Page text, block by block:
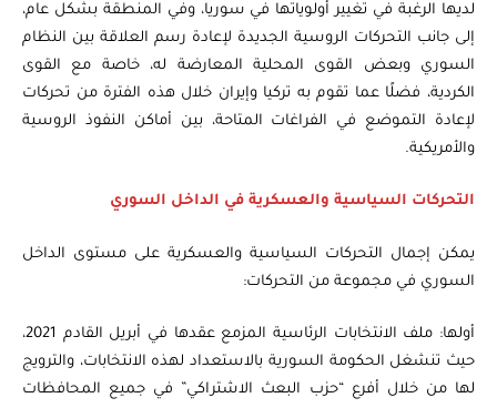
لديها الرغبة في تغيير أولوياتها في سوريا، وفي المنطقة بشكل عام،
إلى جانب التحركات الروسية الجديدة لإعادة رسم العلاقة بين النظام
السوري وبعض القوى المحلية المعارضة له، خاصة مع القوى
الكردية، فضلًا عما تقوم به تركيا وإيران خلال هذه الفترة من تحركات
لإعادة التموضع في الفراغات المتاحة، بين أماكن النفوذ الروسية
والأمريكية.
التحركات السياسية والعسكرية في الداخل السوري
يمكن إجمال التحركات السياسية والعسكرية على مستوى الداخل
السوري في مجموعة من التحركات:
أولها: ملف الانتخابات الرئاسية المزمع عقدها في أبريل القادم 2021،
حيث تنشغل الحكومة السورية بالاستعداد لهذه الانتخابات، والترويج
لها من خلال أفرع “حزب البعث الاشتراكي” في جميع المحافظات